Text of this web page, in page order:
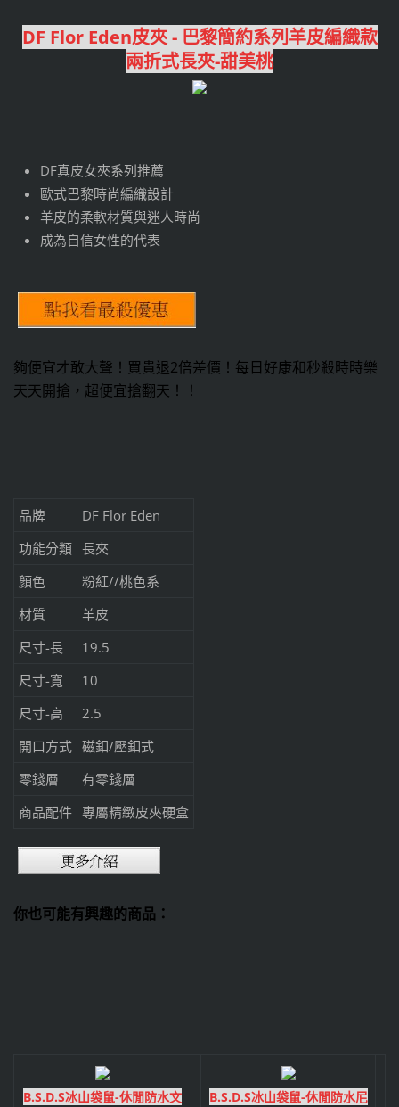
DF Flor Eden皮夾 - 巴黎簡約系列羊皮編織款
兩折式長夾-甜美桃
DF真皮女夾系列推薦
歐式巴黎時尚編織設計
羊皮的柔軟材質與迷人時尚
成為自信女性的代表
夠便宜才敢大聲！買貴退2倍差價！每日好康和秒殺時時樂
天天開搶，超便宜搶翻天！！
品牌
DF Flor Eden
功能分類 長夾
顏色
粉紅//桃色系
材質
羊皮
尺寸-長
19.5
尺寸-寬
10
尺寸-高
2.5
開口方式 磁釦/壓釦式
零錢層
有零錢層
商品配件 專屬精緻皮夾硬盒
你也可能有興趣的商品：
B.S.D.S冰山袋鼠-休閒防水文
B.S.D.S冰山袋鼠-休閒防水尼